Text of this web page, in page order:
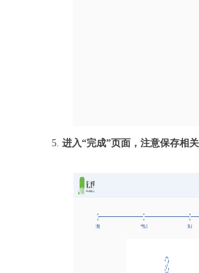
5. 进入“完成”页面，注意保存相